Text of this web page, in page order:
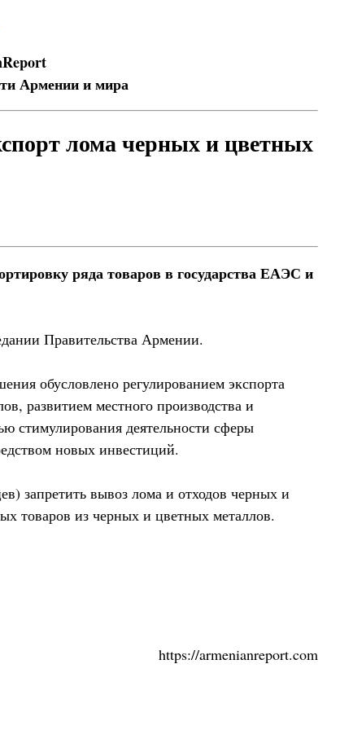
Армении и мира
лома черных и цветных
ряда товаров в государства ЕАЭС и
Правительства Армении.
обусловлено регулированием экспорта
развитием местного производства и
стимулирования деятельности сферы
новых инвестиций.
запретить вывоз лома и отходов черных и
товаров из черных и цветных металлов.
https://armenianreport.com